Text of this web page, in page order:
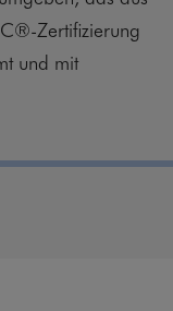
Zertifizierung
und mit